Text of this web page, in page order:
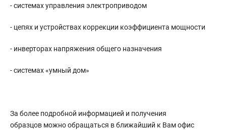
- системах управления электроприводом
- цепях и устройствах коррекции коэффициента мощности
- инверторах напряжения общего назначения
- системах «умный дом»
За более подробной информацией и получения
образцов можно обращаться в ближайший к Вам офис